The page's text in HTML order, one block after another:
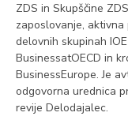
ZDS in Skupščine
zaposlovanje,
delovnih skupinah
BusinessatOECD in
BusinessEurope. Je
odgovorna urednica
revije Delodajalec.